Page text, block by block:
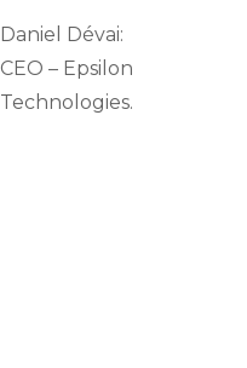
Daniel Dévai:
CEO – Epsilon
Technologies.